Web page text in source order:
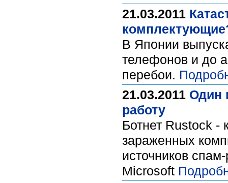
21.03.2011
В Японии
телефонов и до
перебои.
21.03.2011 Один
работу
Ботнет Rustock -
зараженных
источников
Microsoft